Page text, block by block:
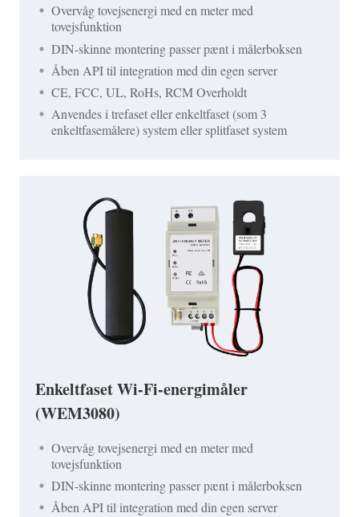
Overvåg tovejsenergi med en meter med
tovejsfunktion
DIN-skinne montering passer pænt i målerboksen
Åben API til integration med din egen server
CE, FCC, UL, RoHs, RCM Overholdt
Anvendes i trefaset eller enkeltfaset (som 3
enkeltfasemålere) system eller splitfaset system
Enkeltfaset Wi-Fi-energimåler
(WEM3080)
Overvåg tovejsenergi med en meter med
tovejsfunktion
DIN-skinne montering passer pænt i målerboksen
Åben API til integration med din egen server